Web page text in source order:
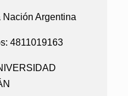
Nación Argentina
4811019163